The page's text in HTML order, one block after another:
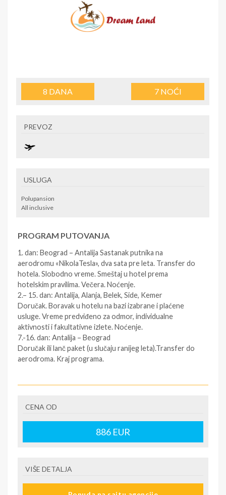
8 DANA 7NOĆI
PREVOZ
USLUGA
Polupansion
All inclusive
PROGRAM PUTOVANJA
1. dan: Beograd – Antalija Sastanak putnika na
aerodromu «NikolaTesla», dva sata pre leta. Transfer do
hotela. Slobodno vreme. Smeštaj u hotel prema
hotelskim pravilima. Večera. Noćenje.
2.– 15. dan: Antalija, Alanja, Belek, Side, Kemer
Doručak. Boravak u hotelu na bazi izabrane i plaćene
usluge. Vreme predviđeno za odmor, individualne
aktivnosti i fakultativne izlete. Noćenje.
7.-16. dan: Antalija – Beograd
Doručak ili lanč paket (u slučaju ranijeg leta).Transfer do
aerodroma. Kraj programa.
SMENE
NAPOMENE O CENI
Plaćanje po srednjem kursu NBS On-line plaćanje
karticama direktno na sajtu www.dreamland.travel
Avio prevoz čarter letom na relaciji Beograd-Antalija-
CENA OD
886 EUR
VIŠE DETALJA